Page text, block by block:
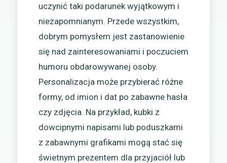
uczynić taki podarunek wyjątkowym i
niezapomnianym. Przede wszystkim,
dobrym pomysłem jest zastanowienie
się nad zainteresowaniami i poczuciem
humoru obdarowywanej osoby.
Personalizacja może przybierać różne
formy, od imion i dat po zabawne hasła
czy zdjęcia. Na przykład, kubki z
dowcipnymi napisami lub poduszkami
z zabawnymi grafikami mogą stać się
świetnym prezentem dla przyjaciół lub